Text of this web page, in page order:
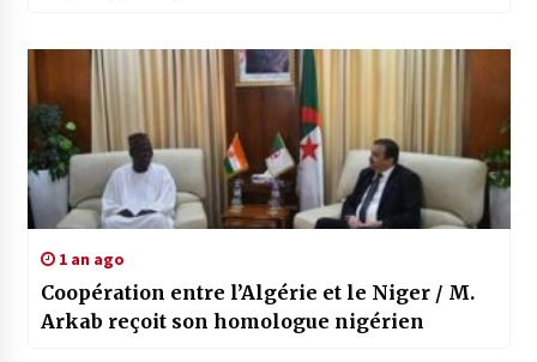
1 an ago
Coopération entre l’Algérie et le Niger / M.
Arkab reçoit son homologue nigérien